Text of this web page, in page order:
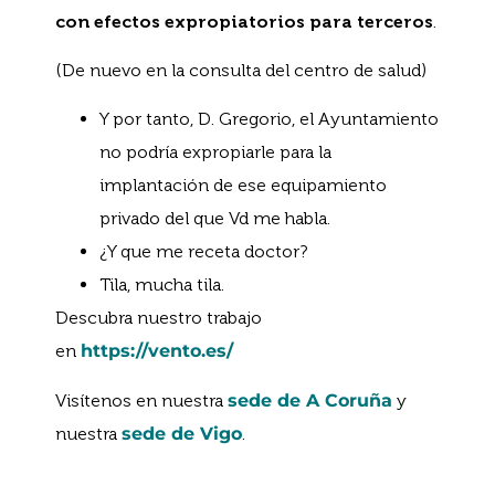
con efectos expropiatorios para terceros
(De nuevo en la consulta del centro de salud)
Y por tanto, D. Gregorio, el Ayuntamiento
no podría expropiarle para la
implantación de ese equipamiento
privado del que Vd me habla.
¿Y que me receta doctor?
Tila, mucha tila.
Descubra nuestro trabajo
en https://vento.es/
Visítenos en nuestra sede de A Coruña y
nuestra sede de Vigo.